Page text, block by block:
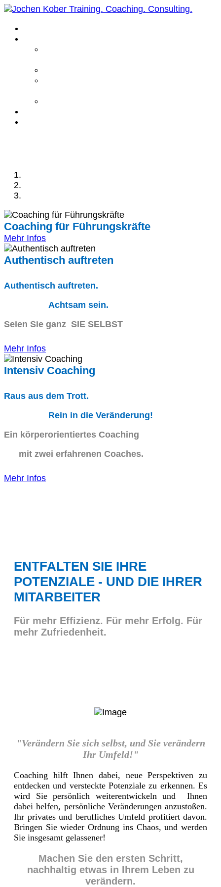
Coaching für Führungskräfte
Mehr Infos
Authentisch auftreten
Authentisch auftreten.
Achtsam sein.
Seien Sie ganz SIE SELBST
Mehr Infos
Intensiv Coaching
Raus aus dem Trott.
Rein in die Veränderung!
Ein körperorientiertes Coaching
mit zwei erfahrenen Coaches.
Mehr Infos
ENTFALTEN SIE IHRE
POTENZIALE - UND DIE IHRER
MITARBEITER
Für mehr Effizienz. Für mehr Erfolg. Für
mehr Zufriedenheit.
"Verändern Sie sich selbst, und Sie verändern
Ihr Umfeld!"
Coaching hilft Ihnen dabei, neue Perspektiven zu
entdecken und versteckte Potenziale zu erkennen. Es
wird Sie persönlich weiterentwickeln und Ihnen
dabei helfen, persönliche Veränderungen anzustoßen.
Ihr privates und berufliches Umfeld profitiert davon.
Bringen Sie wieder Ordnung ins Chaos, und werden
Sie insgesamt gelassener!
Machen Sie den ersten Schritt,
nachhaltig etwas in Ihrem Leben zu
verändern.